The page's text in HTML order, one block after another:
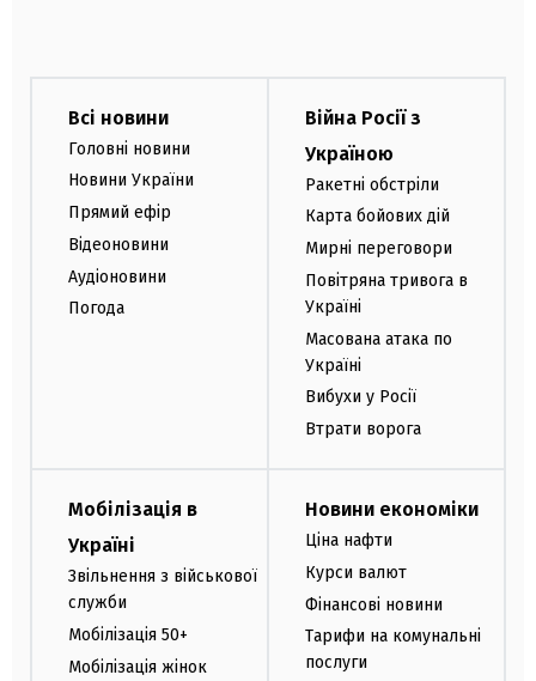
Всі новини
Головні новини
Новини України
Прямий ефір
Відеоновини
Аудіоновини
Погода
Війна Росії з
Україною
Ракетні обстріли
Карта бойових дій
Мирні переговори
Повітряна тривога в
Україні
Масована атака по
Україні
Вибухи у Росії
Втрати ворога
Мобілізація в
Україні
Звільнення з військової
служби
Мобілізація 50+
Мобілізація жінок
Новини економіки
Ціна нафти
Курси валют
Фінансові новини
Тарифи на комунальні
послуги